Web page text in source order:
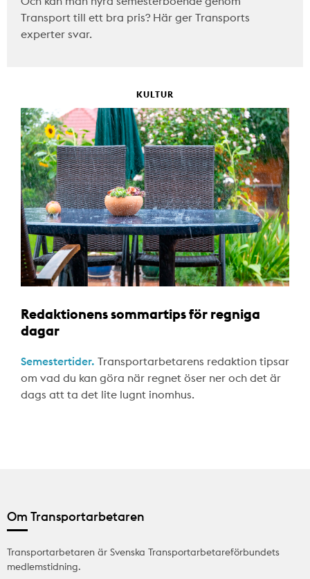
Transport till ett bra pris? Här ger Transports
experter svar.
KULTUR
Redaktionens sommartips för regniga
dagar
Semestertider. Transportarbetarens redaktion tipsar
om vad du kan göra när regnet öser ner och det är
dags att ta det lite lugnt inomhus.
Om Transportarbetaren
Transportarbetaren är Svenska Transportarbetareförbundets
medlemstidning.